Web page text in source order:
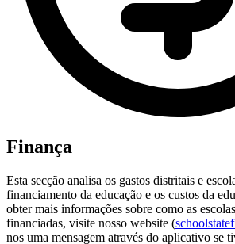
Finança
Esta secção analisa os gastos distritais e
financiamento da educação e os custos da
obter mais informações sobre como as
financiadas, visite nosso website (
nos uma mensagem através do aplicativo se